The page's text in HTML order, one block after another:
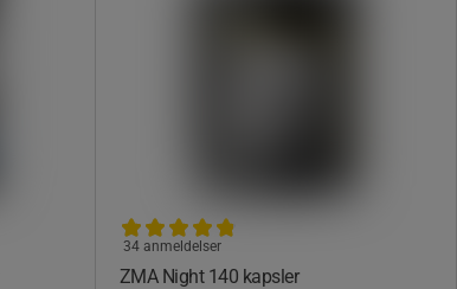
ZMA Night 140 kapsler
34 anmeldelser